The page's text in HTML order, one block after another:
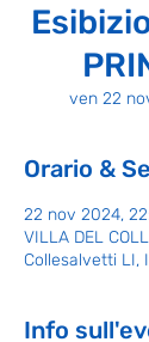
ven 22
Orario &
22 nov 2024,
VILLA DEL
Collesalvetti LI,
Info